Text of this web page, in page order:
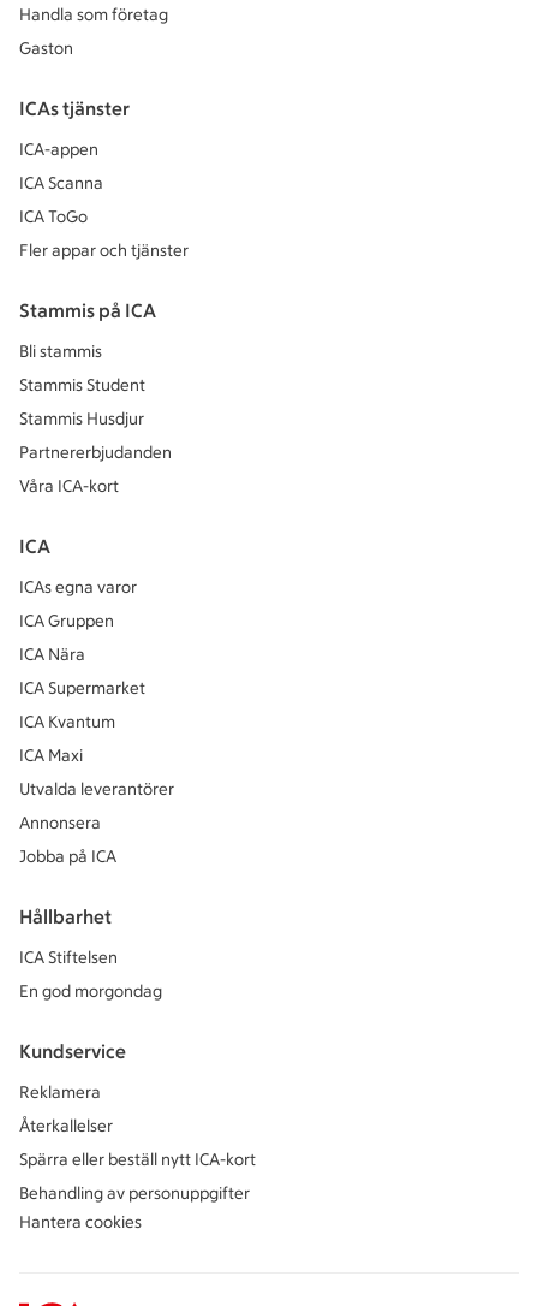
Handla som företag
Gaston
ICAs tjänster
ICA-appen
ICA Scanna
ICA ToGo
Fler appar och tjänster
Stammis på ICA
Bli stammis
Stammis Student
Stammis Husdjur
Partnererbjudanden
Våra ICA-kort
ICA
ICAs egna varor
ICA Gruppen
ICA Nära
ICA Supermarket
ICA Kvantum
ICA Maxi
Utvalda leverantörer
Annonsera
Jobba på ICA
Hållbarhet
ICA Stiftelsen
En god morgondag
Kundservice
Reklamera
Återkallelser
Spärra eller beställ nytt ICA-kort
Behandling av personuppgifter
Hantera cookies